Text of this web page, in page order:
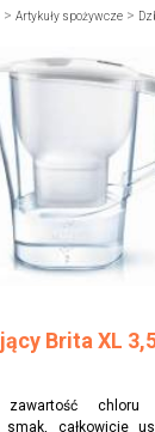
> Artykuły spożywcze >
Brita XL
zawartość
smak, całkowicie